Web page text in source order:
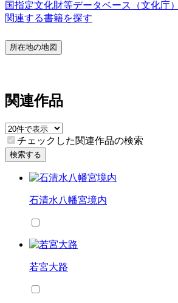
国指定文化財等データベース（文化庁）
関連する書籍を探す
所在地の地図
関連作品
チェックした関連作品の検索
検索する
石清水八幡宮境内
若宮大路